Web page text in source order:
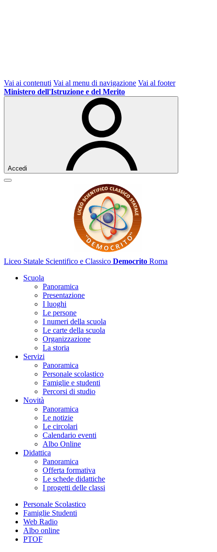
Vai ai contenuti Vai al menu di navigazione Vai al footer
Ministero dell'Istruzione e del Merito
Accedi
Liceo Statale Scientifico e Classico Democrito Roma
Scuola
Panoramica
Presentazione
I luoghi
Le persone
I numeri della scuola
Le carte della scuola
Organizzazione
La storia
Servizi
Panoramica
Personale scolastico
Famiglie e studenti
Percorsi di studio
Novità
Panoramica
Le notizie
Le circolari
Calendario eventi
Albo Online
Didattica
Panoramica
Offerta formativa
Le schede didattiche
I progetti delle classi
Personale Scolastico
Famiglie Studenti
Web Radio
Albo online
PTOF